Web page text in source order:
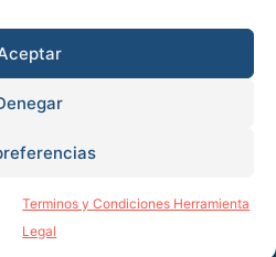
Terminos y Condiciones Herramienta
Legal
© Código Venezuela es una
en el Registro de Fundaciones del
Privacidad y Aviso Legal|